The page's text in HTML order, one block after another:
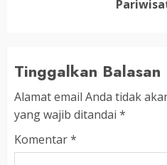
Tinggalkan Balasan
Alamat email Anda tidak
yang wajib ditandai *
Komentar*